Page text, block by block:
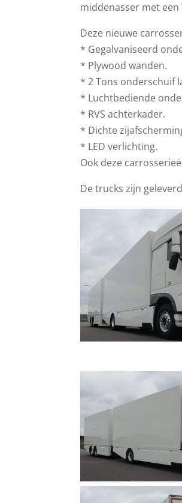
middenasser met een
Deze nieuwe
* Gegalvaniseerd
* Plywood wanden.
* 2 Tons onderschuif
* Luchtbediende
* RVS achterkader.
* Dichte
* LED verlichting.
Ook deze
De trucks zijn